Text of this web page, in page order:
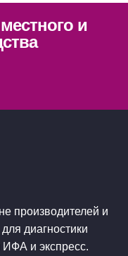
и
производителей и
диагностики
ИФА и экспресс.